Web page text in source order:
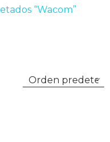
“Wacom”